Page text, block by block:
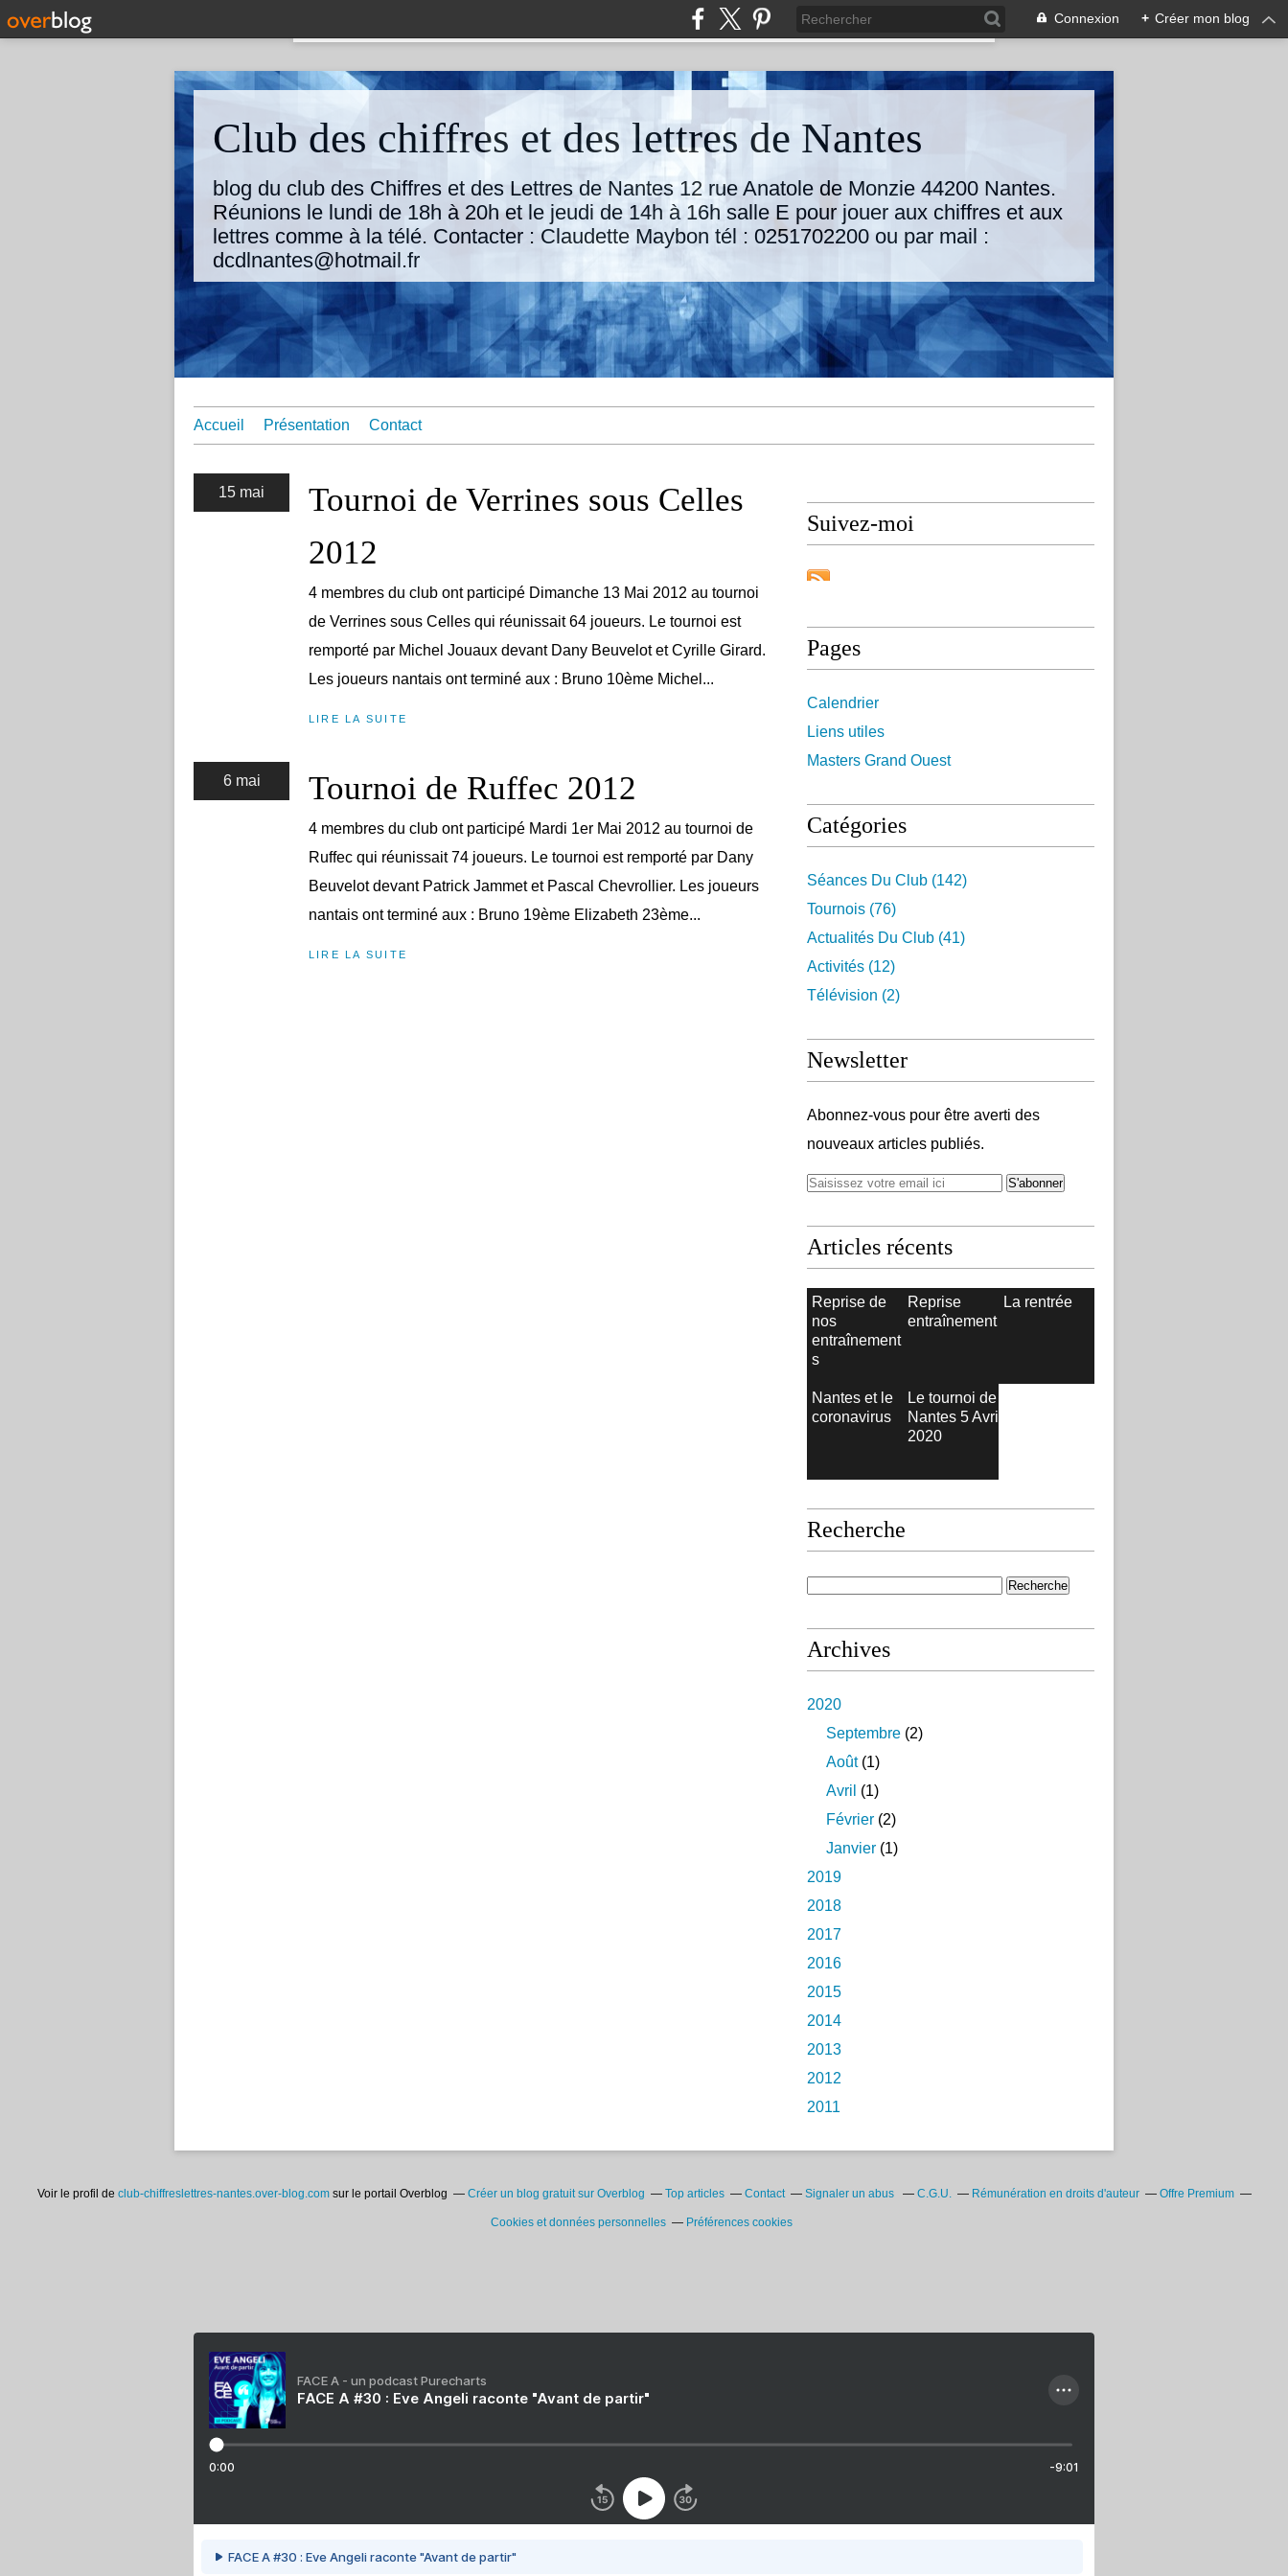
Connexion + Créer mon blog
Club des chiffres et des lettres de Nantes
blog du club des Chiffres et des Lettres de Nantes 12 rue Anatole de Monzie 44200 Nantes.
Réunions le lundi de 18h à 20h et le jeudi de 14h à 16h salle E pour jouer aux chiffres et aux
lettres comme à la télé. Contacter : Claudette Maybon tél : 0251702200 ou par mail :
dcdlnantes@hotmail.fr
Accueil Présentation Contact
15 mai
Tournoi de Verrines sous Celles
2012
4 membres du club ont participé Dimanche 13 Mai 2012 au tournoi
de Verrines sous Celles qui réunissait 64 joueurs. Le tournoi est
remporté par Michel Jouaux devant Dany Beuvelot et Cyrille Girard.
Les joueurs nantais ont terminé aux : Bruno 10ème Michel...
LIRE LA SUITE
6 mai Tournoi de Ruffec 2012
4 membres du club ont participé Mardi 1er Mai 2012 au tournoi de
Ruffec qui réunissait 74 joueurs. Le tournoi est remporté par Dany
Beuvelot devant Patrick Jammet et Pascal Chevrollier. Les joueurs
nantais ont terminé aux : Bruno 19ème Elizabeth 23ème...
LIRE LA SUITE
Suivez-moi
Pages
Calendrier
Liens utiles
Masters Grand Ouest
Catégories
Séances Du Club (142)
Tournois (76)
Actualités Du Club (41)
Activités (12)
Télévision (2)
Newsletter
Abonnez-vous pour être averti des
nouveaux articles publiés.
Articles récents
Reprise de
nos
entraînement
s
Reprise
entraînement
La rentrée
Nantes et le
coronavirus
Le tournoi de
Nantes 5 Avril
2020
Recherche
Archives
2020
Septembre (2)
Août(1)
Avril (1)
Février (2)
Janvier (1)
2019
2018
2017
2016
2015
2014
2013
2012
2011
Voir le profil de club-chiffreslettres-nantes.over-blog.comsur le portail Overblog Créer un blog gratuit sur Overblog Top articles Contact Signaler un abus C.G.U. Rémunération en droits d'auteur Offre Premium
Cookies et données personnelles Préférences cookies
FACE A - un podcast Purecharts
FACE A #30 : Eve Angeli raconte "Avant de partir"
0:00 -9:01
FACE A #30 : Eve Angeli raconte "Avant de partir"